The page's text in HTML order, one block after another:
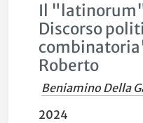
Il
Discorso
Roberto
Beniamino Della
2024